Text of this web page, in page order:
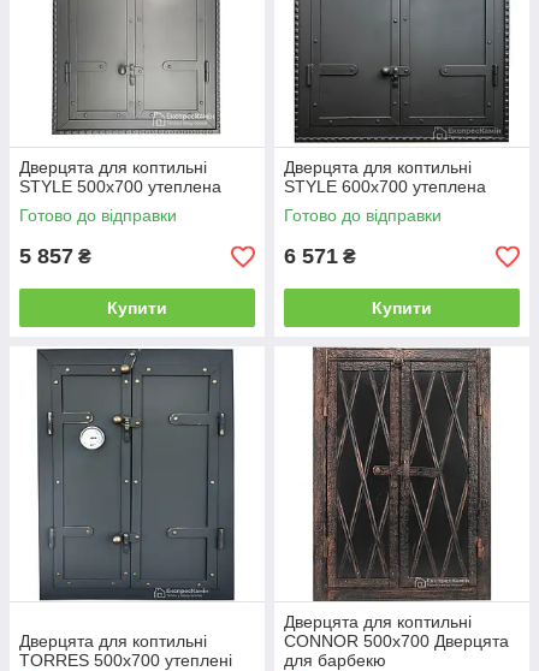
Дверцята для коптильні
STYLE 500x700 утеплена
Готово до відправки
5 857 ₴
Купити
Дверцята для коптильні
STYLE 600x700 утеплена
Готово до відправки
6 571 ₴
Купити
Дверцята для коптильні
TORRES 500x700 утеплені
Дверцята для коптильні
CONNOR 500x700 Дверцята
для барбекю